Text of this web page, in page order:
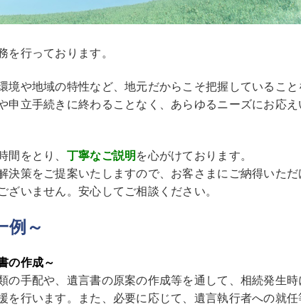
を行っております。
境や地域の特性など、地元だからこそ把握していること
申立手続きに終わることなく、あらゆるニーズにお応え
をとり、 丁寧なご説明を心がけております。
決策をご提案いたしますので、お客さまにご納得いただ
いません。安心してご相談ください。
例～
の作成～
の手配や、遺言書の原案の作成等を通して、相続発生時
行います。また、必要に応じて、遺言執行者への就任